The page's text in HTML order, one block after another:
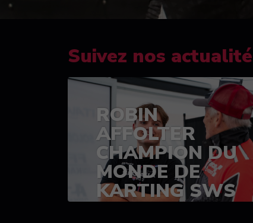
Suivez nos
ROBIN
AFFOLTER
CHAMPION DU
MONDE DE
KARTING SWS
(SPRINT)